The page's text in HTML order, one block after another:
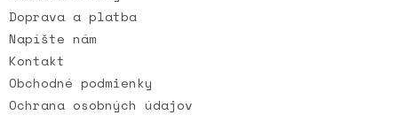
Doprava a platba
Napíšte nám
Kontakt
Obchodné podmienky
Ochrana osobných údajov